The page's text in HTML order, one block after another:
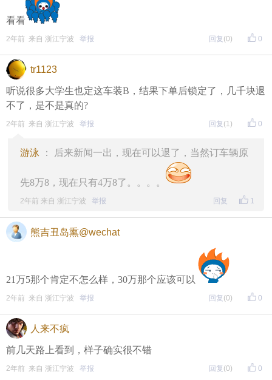
看看
0
2年前 来自 浙江宁波 举报 回复 (0)
tr1123
听说很多大学生也定这车装B，结果下单后锁定了，几千块退
不了，是不是真的?
0
2年前 来自 浙江宁波 举报 回复 (1)
游泳 ： 后来新闻一出，现在可以退了，当然订车辆原
先8万8，现在只有4万8了。。。。
1
2年前 来自 浙江宁波 举报 回复
熊吉丑岛熏@wechat
21万5那个肯定不怎么样，30万那个应该可以
0
2年前 来自 浙江宁波 举报 回复 (0)
人来不疯
前几天路上看到，样子确实很不错
0
2年前 来自 浙江宁波 举报 回复 (0)